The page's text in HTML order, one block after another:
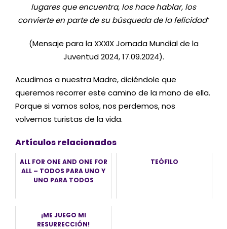
lugares que encuentra, los hace hablar, los
convierte en parte de su búsqueda de la felicidad”
(Mensaje para la XXXIX Jornada Mundial de la
Juventud 2024, 17.09.2024).
Acudimos a nuestra Madre, diciéndole que
queremos recorrer este camino de la mano de ella.
Porque si vamos solos, nos perdemos, nos
volvemos turistas de la vida.
Artículos relacionados
ALL FOR ONE AND ONE FOR
ALL – TODOS PARA UNO Y
UNO PARA TODOS
TEÓFILO
¡ME JUEGO MI
RESURRECCIÓN!